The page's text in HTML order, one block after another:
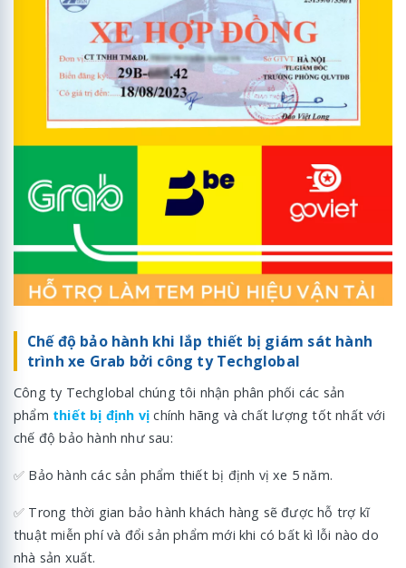
Chế độ bảo hành khi lắp thiết bị giám sát hành
trình xe Grab bởi công ty Techglobal
Công ty Techglobal chúng tôi nhận phân phối các sản
phẩm thiết bị định vị chính hãng và chất lượng tốt nhất với
chế độ bảo hành như sau:
✅ Bảo hành các sản phẩm thiết bị định vị xe 5 năm.
✅ Trong thời gian bảo hành khách hàng sẽ được hỗ trợ kĩ
thuật miễn phí và đổi sản phẩm mới khi có bất kì lỗi nào do
nhà sản xuất.